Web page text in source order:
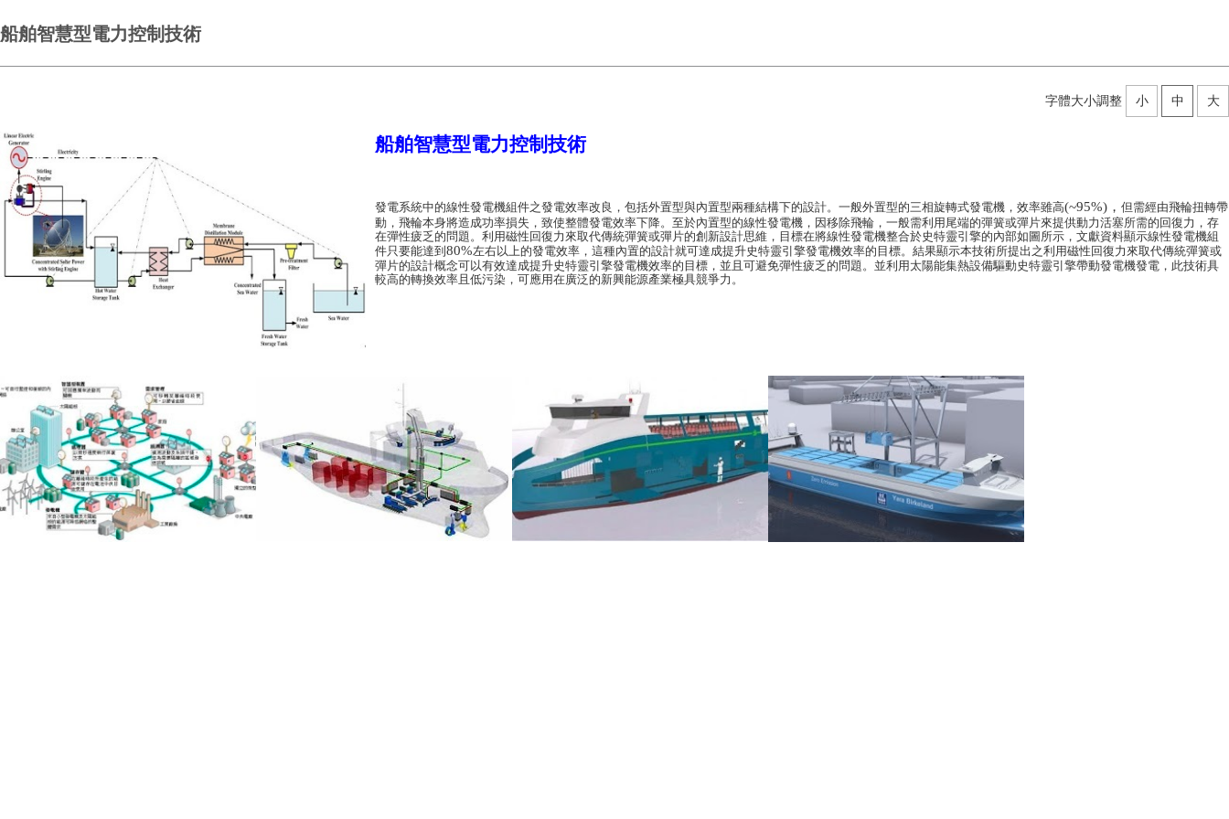
船舶智慧型電力控制技術
字體大小調整 小 中 大
船舶智慧型電力控制技術
發電系統中的線性發電機組件之發電效率改良，包括外置型與內置型兩種結構下的設計。一般外置型的三相旋轉式發電機，效率雖高(~95%) ， 但需經由飛輪扭轉帶
動，飛輪本身將造成功率損失，致使整體發電效率下降。至於內置型的線性發電機，因移除飛輪，一般需利用尾端的彈簧或彈片來提供動力活塞所需的回復力，存
在彈性疲乏的問題。利用磁性回復力來取代傳統彈簧或彈片的創新設計思維，目標在將線性發電機整合於史特靈引擎的內部如圖所示，文獻資料顯示線性發電機組
件只要能達到 80%左右以上的發電效率，這種內置的設計就可達成提升史特靈引擎發電機效率的目標。結果顯示本技術所提出之利用磁性回復力來取代傳統彈簧或
彈片的設計概念可以有效達成提升史特靈引擎發電機效率的目標，並且可避免彈性疲乏的問題。並利用太陽能集熱設備驅動史特靈引擎帶動發電機發電，此技術具
較高的轉換效率且低污染，可應用在廣泛的新興能源產業極具競爭力。